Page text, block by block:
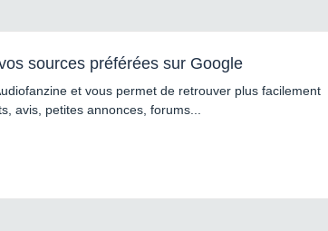
sources préférées sur Google
et vous permet de retrouver plus facilement
avis, petites annonces, forums...